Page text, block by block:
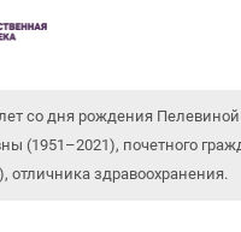
со дня рождения
(1951–2021), почетного
отличника здравоохранения.